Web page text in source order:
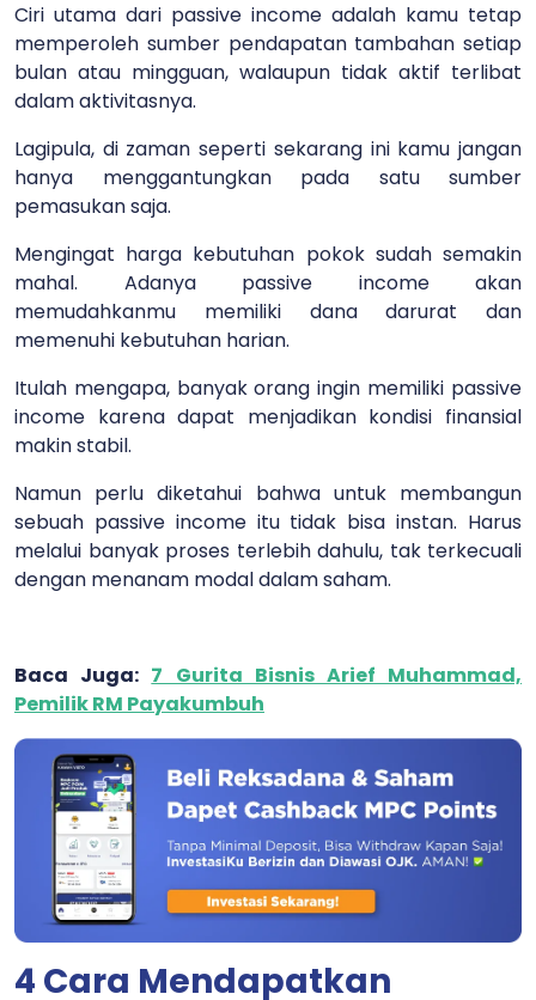
Ciri utama dari passive income adalah kamu tetap
memperoleh sumber pendapatan tambahan setiap
bulan atau mingguan, walaupun tidak aktif terlibat
dalam aktivitasnya.
Lagipula, di zaman seperti sekarang ini kamu jangan
hanya menggantungkan pada satu sumber
pemasukan saja.
Mengingat harga kebutuhan pokok sudah semakin
mahal. Adanya passive income akan
memudahkanmu memiliki dana darurat dan
memenuhi kebutuhan harian.
Itulah mengapa, banyak orang ingin memiliki passive
income karena dapat menjadikan kondisi finansial
makin stabil.
Namun perlu diketahui bahwa untuk membangun
sebuah passive income itu tidak bisa instan. Harus
melalui banyak proses terlebih dahulu, tak terkecuali
dengan menanam modal dalam saham.
Baca Juga: 7 Gurita Bisnis Arief Muhammad,
Pemilik RM Payakumbuh
4 Cara Mendapatkan